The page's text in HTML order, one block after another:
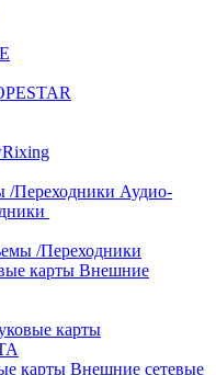
Аудио-
/Переходники
Внешние
карты
Внешние сетевые